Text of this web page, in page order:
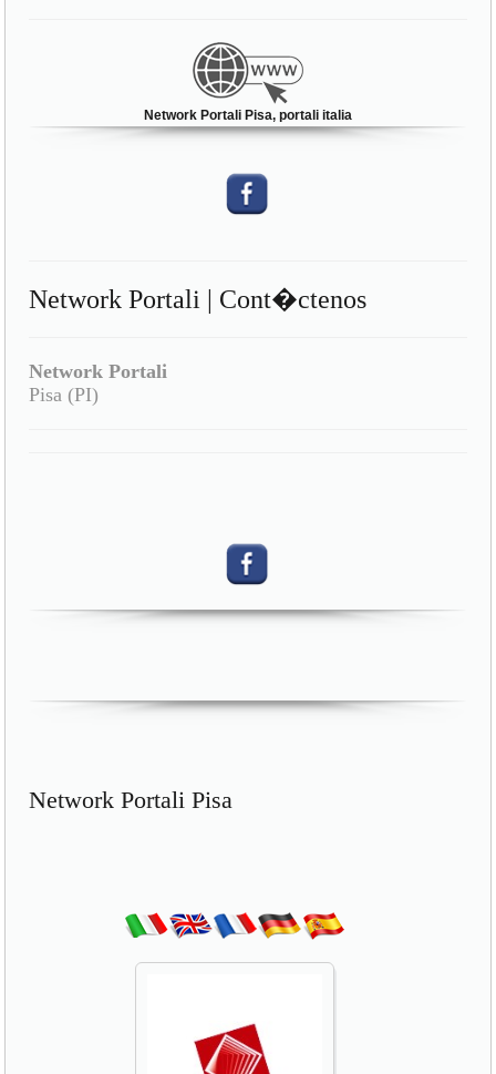
Network Portali Pisa, portali italia
Network Portali | Cont�ctenos
Network Portali
Pisa (PI)
Network Portali Pisa